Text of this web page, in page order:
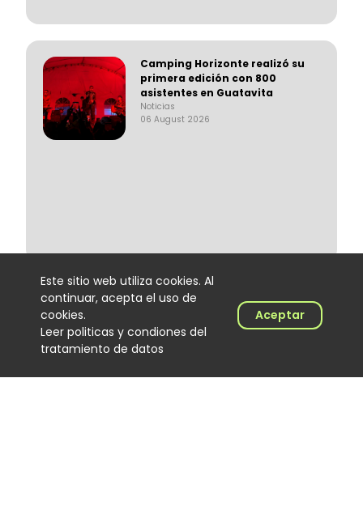
Camping Horizonte realizó su
primera edición con 800
asistentes en Guatavita
Noticias
06 August 2026
Lenin Ramírez completa tres
semanas en el No. 1 del Top
100 Colombia Hits con “Todo
Lo Fue”
Este sitio web utiliza cookies. Al
continuar, acepta el uso de
cookies.
Leer politicas y condiones del
tratamiento de datos
Aceptar